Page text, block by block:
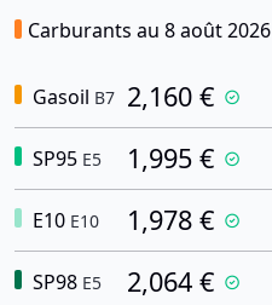
Carburants au 8 août 2026
Gasoil B7 2,160 €
SP95 E5 1,995 €
E10 E10 1,978 €
SP98 E5 2,064 €